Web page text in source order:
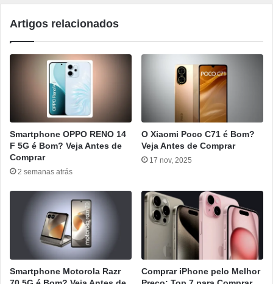
Artigos relacionados
Smartphone OPPO RENO 14
F 5G é Bom? Veja Antes de
Comprar
2 semanas atrás
O Xiaomi Poco C71 é Bom?
Veja Antes de Comprar
17 nov, 2025
Smartphone Motorola Razr
Comprar iPhone pelo Melhor